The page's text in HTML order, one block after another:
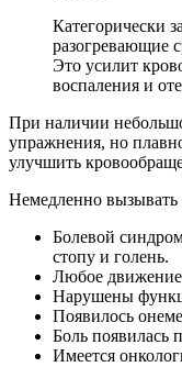
Категорически
разогревающие
Это усилит
воспаления и
При наличии
упражнения, но
улучшить
Немедленно вызывать
Болевой
стопу и голень.
Любое
Нарушены
Появилось
Боль появилась
Имеется